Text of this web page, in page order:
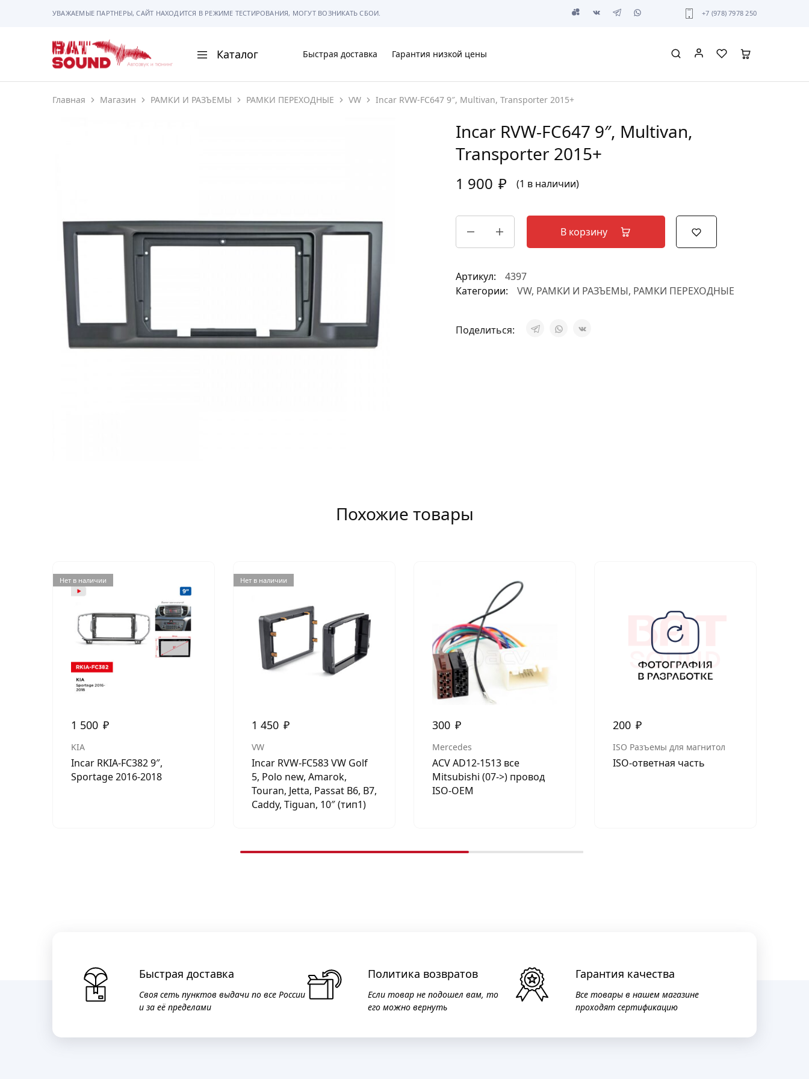
УВАЖАЕМЫЕ ПАРТНЕРЫ, САЙТ НАХОДИТСЯ В РЕЖИМЕ ТЕСТИРОВАНИЯ, МОГУТ ВОЗНИКАТЬ СБОИ. +7 (978) 7978 250
BAT
Sound
Каталог
АВТОМАГНИТОЛЫ
СИГНАЛИЗАЦИИ
ПОМОЩЬ ПРИ ПАРКОВКЕ
МУЗЫКАЛЬНЫЕ АКСЕССУАРЫ
САБВУФЕРЫ
Быстрая доставка Гарантия низкой цены
Главная Магазин РАМКИ И РАЗЪЕМЫ РАМКИ ПЕРЕХОДНЫЕ VW Incar RVW-FC647 9″, Multivan, Transporter 2015+
Incar RVW-FC647 9″, Multivan,
Transporter 2015+
1 900 ₽ (1 в наличии)
В корзину
Артикул:
4397
Категории:
VW, РАМКИ И РАЗЪЕМЫ, РАМКИ ПЕРЕХОДНЫЕ
Поделиться:
Похожие товары
Нет в наличии
1 500 ₽
KIA
Incar RKIA-FC382 9″,
Sportage 2016-2018
Нет в наличии
1 450 ₽
VW
Incar RVW-FC583 VW Golf
5, Polo new, Amarok,
Touran, Jetta, Passat B6, B7,
Caddy, Tiguan, 10″ (тип1)
300 ₽
Mercedes
ACV AD12-1513 все
Mitsubishi (07->) провод
ISO-OEM
200 ₽
ISO Разъемы для магнитол
ISO-ответная часть
Быстрая доставка
Своя сеть пунктов выдачи по все России
и за её пределами
Политика возвратов
Если товар не подошел вам, то
его можно вернуть
Гарантия качества
Все товары в нашем магазине
проходят сертификацию